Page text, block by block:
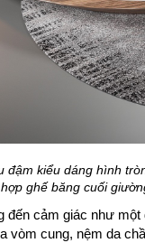
đậm kiểu dáng hình
ghế băng cuối
cảm giác như
vòm cung, nệm da